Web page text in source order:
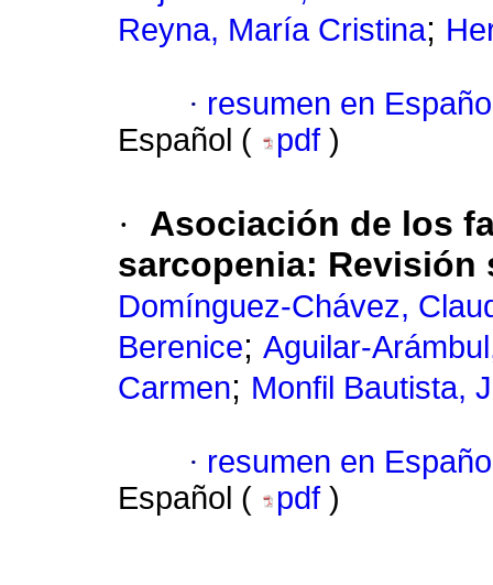
Reyna, María Cristina;
· resumen en
Español (
pdf )
·
Asociación de los
sarcopenia: Revisión
Domínguez-Chávez,
Berenice; Aguilar-
Carmen; Monfil Bautista,
· resumen en
Español (
pdf )